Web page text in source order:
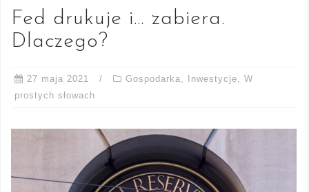
Fed drukuje i… zabiera.
Dlaczego?
27 maja 2021 Gospodarka, Inwestycje, W
prostych słowach